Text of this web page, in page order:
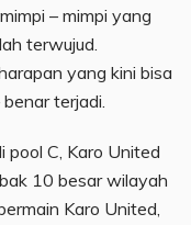
– mimpi yang
terwujud.
yang kini bisa
terjadi.
pool C, Karo United
10 besar wilayah
Karo United,